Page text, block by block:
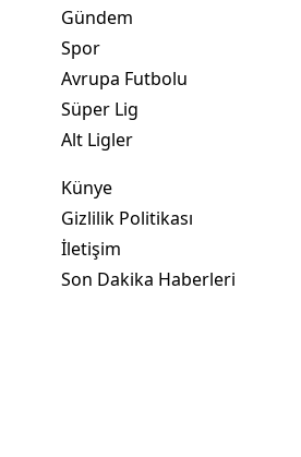
Gündem
Spor
Avrupa Futbolu
Süper Lig
Alt Ligler
Künye
Gizlilik Politikası
İletişim
Son Dakika Haberleri